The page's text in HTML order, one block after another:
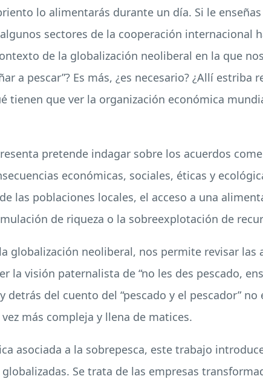
lo alimentarás durante un día. Si le
sectores de la cooperación internacional
de la globalización neoliberal en la que
a pescar”? Es más, ¿es necesario? ¿Allí
tienen que ver la organización económica
pretende indagar sobre los acuerdos
económicas, sociales, éticas y
las poblaciones locales, el acceso a una
de riqueza o la sobreexplotación de
globalización neoliberal, nos permite revisar las
la visión paternalista de “no les des pescado,
del cuento del “pescado y el pescador”
más compleja y llena de matices.
asociada a la sobrepesca, este trabajo
Se trata de las empresas